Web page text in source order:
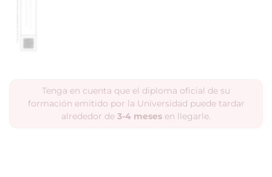
Tenga en cuenta que el diploma oficial de su
formación emitido por la Universidad puede tardar
alrededor de 3-4 meses en llegarle.